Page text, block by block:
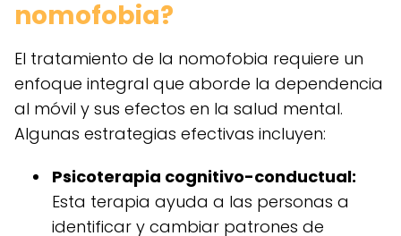
nomofobia?
El tratamiento de la nomofobia requiere un
enfoque integral que aborde la dependencia
al móvil y sus efectos en la salud mental.
Algunas estrategias efectivas incluyen:
Psicoterapia cognitivo-conductual:
Esta terapia ayuda a las personas a
identificar y cambiar patrones de